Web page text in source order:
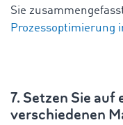
Sie
Prozessoptimierung
7. Setzen Sie
verschiedenen